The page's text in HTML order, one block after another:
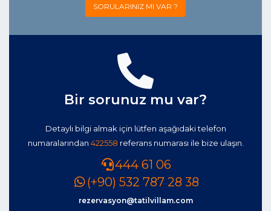
SORULARINIZ MI VAR ?
Bir sorunuz mu var?
Detaylı bilgi almak için lütfen aşağıdaki telefon
numaralarından 422558 referans numarası ile bize ulaşın.
444 61 06
(+90) 532 787 28 38
rezervasyon@tatilvillam.com